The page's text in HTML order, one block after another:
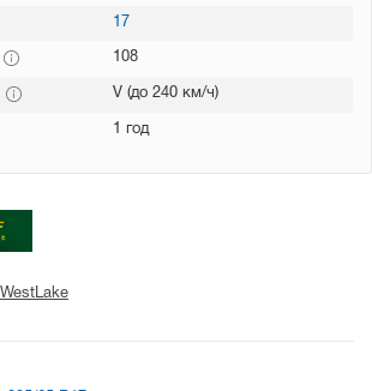
17
108
V (до 240 км/ч)
1 год
WestLake